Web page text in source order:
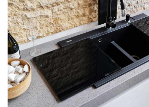
chiuvete
Accesorii chiuvete bucatarie
Gratar protectie chiuveta
Scurgator farfurii
Suporti burete
Tocatoare lemn si sticla
Sisteme de scurgere si cleme
Tavita scurgere vase/legume/fructe
Rasnite de cafea
Roboti de bucatarie
Spumarea laptelui
Combine frigorifice
Espressoare cafea
Aparate de gatit-aragazuri
Masina de spalat vase
Accesorii
Seturi Electrocasnice
Termostate si senzori Livolo
Sonerii electrice
Construieste singur
Module
Panouri si rame